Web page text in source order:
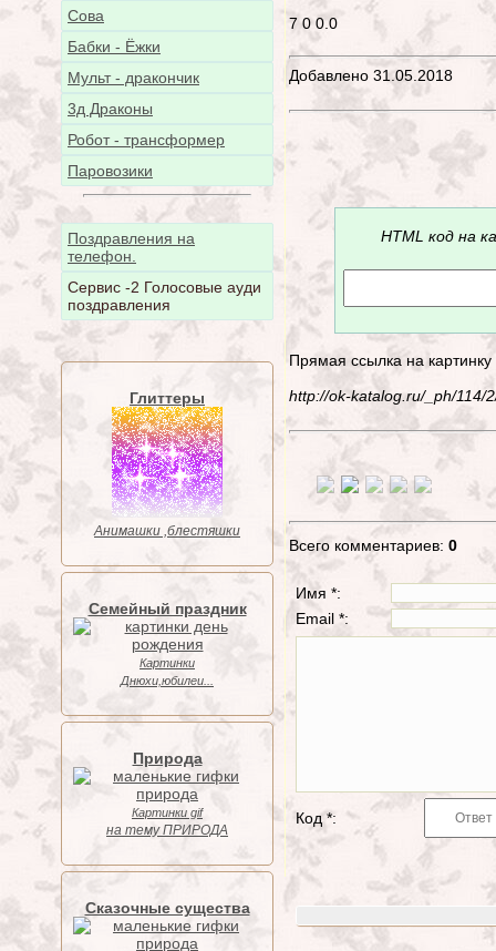
Сова
Бабки - Ёжки
Мульт - дракончик
3д Драконы
Робот - трансформер
Паровозики
Поздравления на
телефон.
Сервис -2 Голосовые ауди
поздравления
Глиттеры
Анимашки ,блестяшки
Семейный праздник
Картинки
Днюхи,юбилеи...
Природа
Картинки gif
на тему ПРИРОДА
Сказочные существа
7 0 0.0
Добавлено 31.05.2018
HTML код на
Прямая ссылка на картинку
http://ok-katalog.ru/_ph/114/
Всего комментариев: 0
Имя *:
Email *:
Код *: